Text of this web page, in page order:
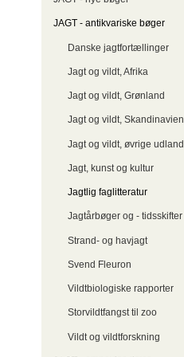
JAGT - antikvariske bøger
Danske jagtfortællinger
Jagt og vildt, Afrika
Jagt og vildt, Grønland
Jagt og vildt, Skandinavien
Jagt og vildt, øvrige udland
Jagt, kunst og kultur
Jagtlig faglitteratur
Jagtårbøger og - tidsskifter
Strand- og havjagt
Svend Fleuron
Vildtbiologiske rapporter
Storvildtfangst til zoo
Vildt og vildtforskning